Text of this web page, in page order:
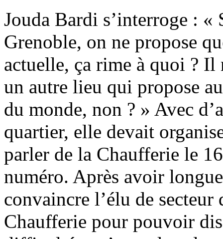
Jouda Bardi s’interroge :
Grenoble, on ne propose
actuelle, ça rime à quoi ?
un autre lieu qui propose
du monde, non ? » Avec
quartier, elle devait
parler de la Chaufferie le
numéro. Après avoir
convaincre l’élu de
Chaufferie pour pouvoir